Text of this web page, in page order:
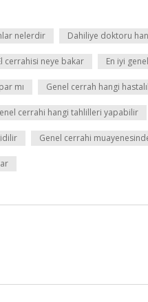
nelerdir Dahiliye doktoru
cerrahisi neye bakar En iyi
mı Genel cerrah hangi
cerrahi hangi tahlilleri yapabilir
Genel cerrahi